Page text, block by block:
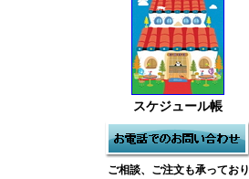
スケジュール帳
ご相談、ご注文も承っており